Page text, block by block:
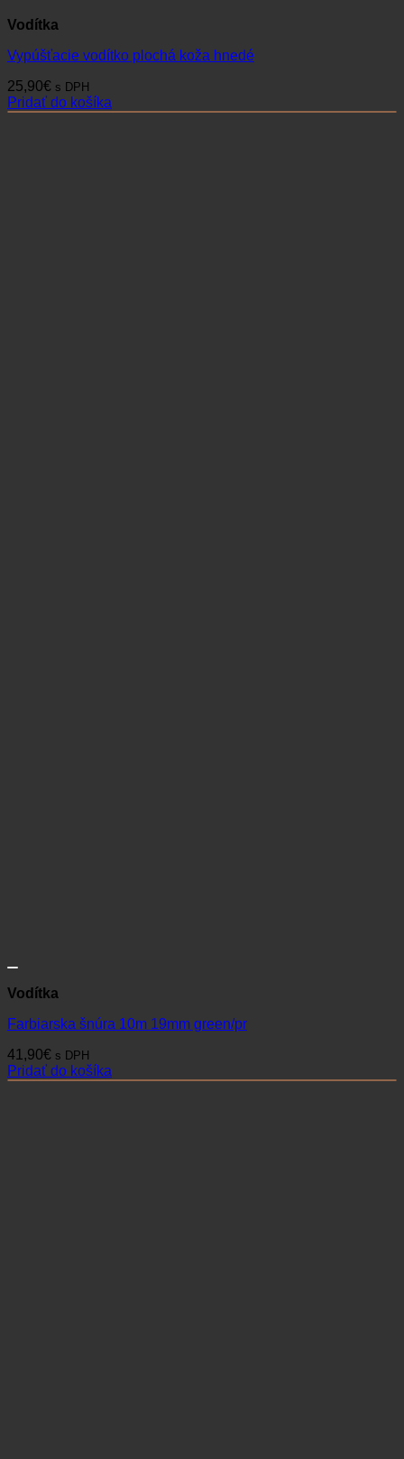
Vodítka
Vypúšťacie vodítko plochá koža hnedé
25,90€ s DPH
Pridať do košíka
Vodítka
Farbiarska šnúra 10m 19mm green/pr
41,90€ s DPH
Pridať do košíka